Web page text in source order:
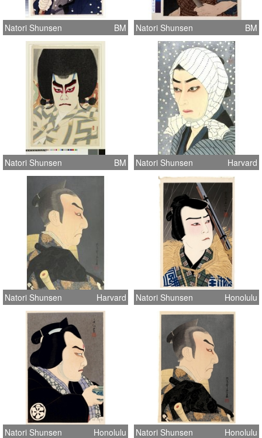
Natori Shunsen BM Natori Shunsen BM
Natori Shunsen BM Natori Shunsen Harvard
Natori Shunsen Harvard Natori Shunsen Honolulu
Natori Shunsen Honolulu Natori Shunsen Honolulu